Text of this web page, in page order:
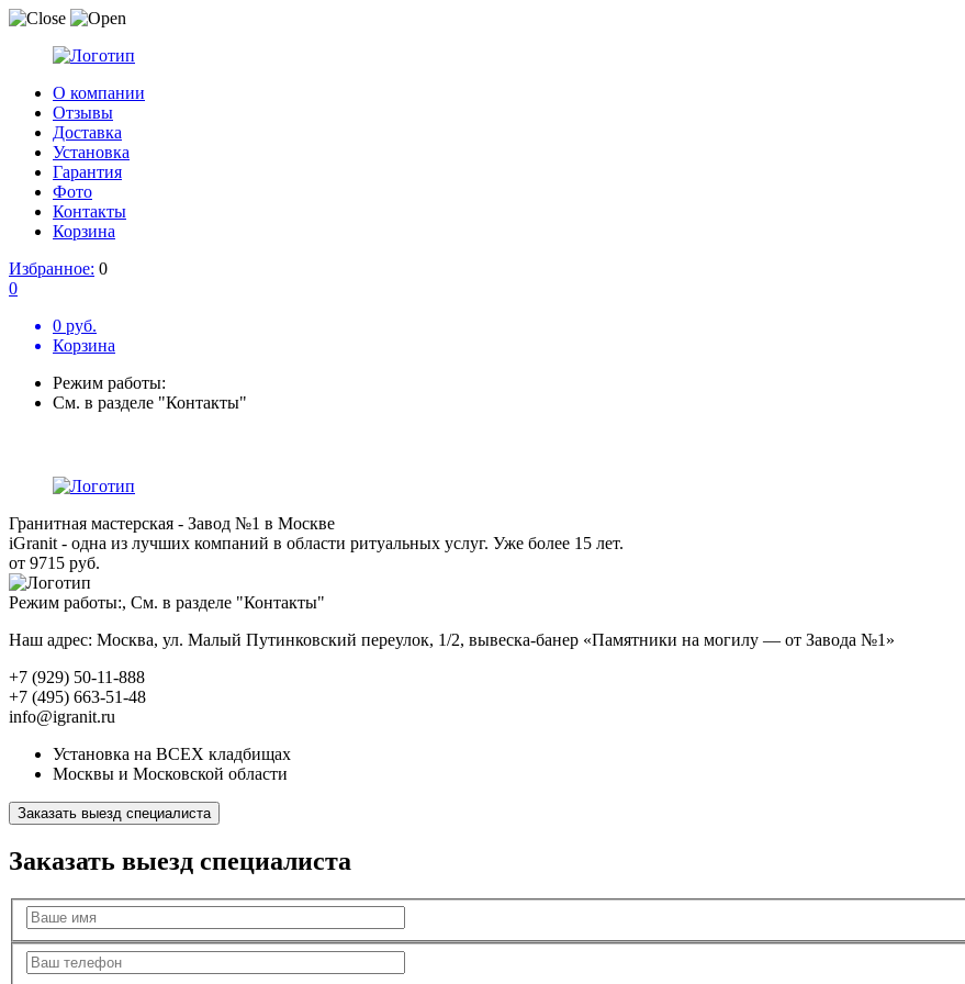
О компании
Отзывы
Доставка
Установка
Гарантия
Фото
Контакты
Корзина
Избранное: 0
0
0 руб.
Корзина
Режим работы:
См. в разделе "Контакты"
Гранитная мастерская - Завод №1 в Москве
iGranit - одна из лучших компаний в области ритуальных услуг. Уже более 15 лет.
от 9715 руб.
Режим работы:, См. в разделе "Контакты"
Наш адрес: Москва, ул. Малый Путинковский переулок, 1/2, вывеска-банер «Памятники на могилу — от Завода №1»
+7 (929) 50-11-888
+7 (495) 663-51-48
info@igranit.ru
Установка на ВСЕХ кладбищах
Москвы и Московской области
Заказать выезд специалиста
Заказать выезд специалиста